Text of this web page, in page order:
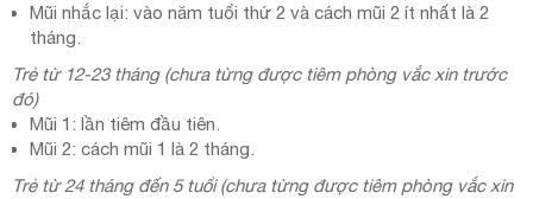
Mũi nhắc lại: vào năm tuổi thứ 2 và cách mũi 2 ít nhất là 2
tháng.
Trẻ từ 12-23 tháng (chưa từng được tiêm phòng vắc xin trước
đó)
Mũi 1: lần tiêm đầu tiên.
Mũi 2: cách mũi 1 là 2 tháng.
Trẻ từ 24 tháng đến 5 tuổi (chưa từng được tiêm phòng vắc xin